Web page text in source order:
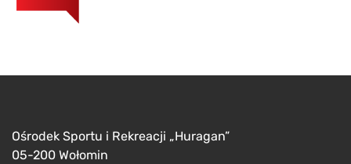
Ośrodek Sportu i Rekreacji „Huragan”
05-200 Wołomin